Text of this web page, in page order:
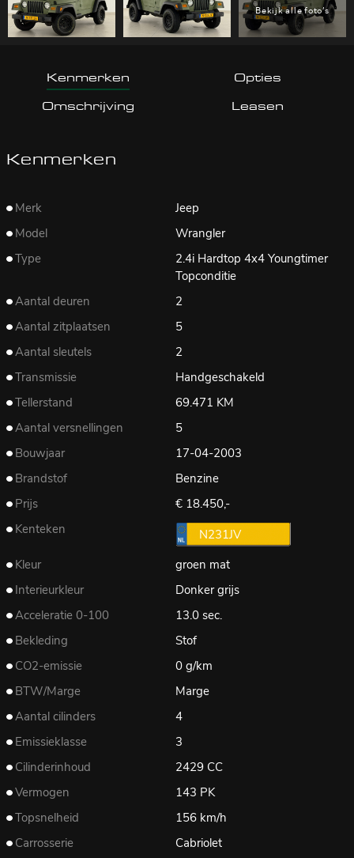
Bekijk alle foto’s
Kenmerken
Opties
Omschrijving
Leasen
Kenmerken
Merk
Jeep
Model
Wrangler
Type
2.4i Hardtop 4x4 Youngtimer
Topconditie
Aantal deuren
2
Aantal zitplaatsen
5
Aantal sleutels
2
Transmissie
Handgeschakeld
Tellerstand
69.471 KM
Aantal versnellingen
5
Bouwjaar
17-04-2003
Brandstof
Benzine
Prijs
€ 18.450,-
Kenteken
N231JV
Kleur
groen mat
Interieurkleur
Donker grijs
Acceleratie 0-100
13.0 sec.
Bekleding
Stof
CO2-emissie
0 g/km
BTW/Marge
Marge
Aantal cilinders
4
Emissieklasse
3
Cilinderinhoud
2429 CC
Vermogen
143 PK
Topsnelheid
156 km/h
Carrosserie
Cabriolet